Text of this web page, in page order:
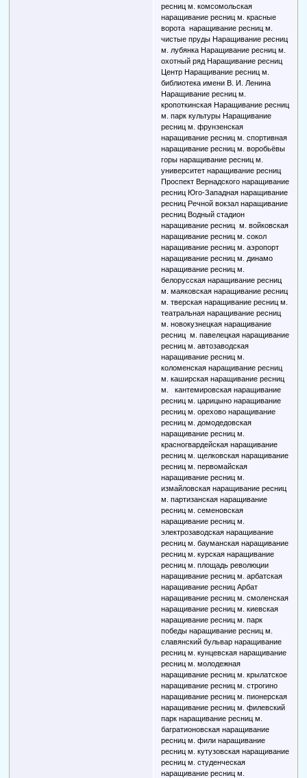
ресниц м. комсомольская
наращивание ресниц м. красные
ворота наращивание ресниц м.
чистые пруды Наращивание ресниц
м. лубянка Наращивание ресниц м.
охотный ряд Наращивание ресниц
Центр Наращивание ресниц м.
библиотека имени В. И. Ленина
Наращивание ресниц м.
кропоткинская Наращивание ресниц
м. парк культуры Наращивание
ресниц м. фрунзенская
наращивание ресниц м. спортивная
наращивание ресниц м. воробьёвы
горы наращивание ресниц м.
университет наращивание ресниц
Проспект Вернадского наращивание
ресниц Юго-Западная наращивание
ресниц Речной вокзал наращивание
ресниц Водный стадион
наращивание ресниц м. войковская
наращивание ресниц м. сокол
наращивание ресниц м. аэропорт
наращивание ресниц м. динамо
наращивание ресниц м.
белорусская наращивание ресниц
м. маяковская наращивание ресниц
м. тверская наращивание ресниц м.
театральная наращивание ресниц
м. новокузнецкая наращивание
ресниц м. павелецкая наращивание
ресниц м. автозаводская
наращивание ресниц м.
коломенская наращивание ресниц
м. каширская наращивание ресниц
м. кантемировская наращивание
ресниц м. царицыно наращивание
ресниц м. орехово наращивание
ресниц м. домодедовская
наращивание ресниц м.
красногвардейская наращивание
ресниц м. щелковская наращивание
ресниц м. первомайская
наращивание ресниц м.
измайловская наращивание ресниц
м. партизанская наращивание
ресниц м. семеновская
наращивание ресниц м.
электрозаводская наращивание
ресниц м. бауманская наращивание
ресниц м. курская наращивание
ресниц м. площадь революции
наращивание ресниц м. арбатская
наращивание ресниц Арбат
наращивание ресниц м. смоленская
наращивание ресниц м. киевская
наращивание ресниц м. парк
победы наращивание ресниц м.
славянский бульвар наращивание
ресниц м. кунцевская наращивание
ресниц м. молодежная
наращивание ресниц м. крылатское
наращивание ресниц м. строгино
наращивание ресниц м. пионерская
наращивание ресниц м. филевский
парк наращивание ресниц м.
багратионовская наращивание
ресниц м. фили наращивание
ресниц м. кутузовская наращивание
ресниц м. студенческая
наращивание ресниц м.